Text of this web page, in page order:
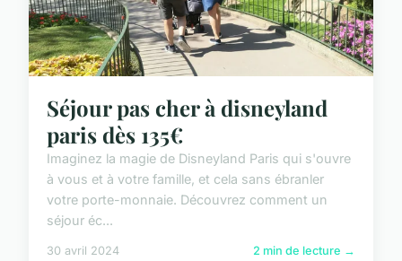
Séjour pas cher à disneyland
paris dès 135€
Imaginez la magie de Disneyland Paris qui s'ouvre
à vous et à votre famille, et cela sans ébranler
votre porte-monnaie. Découvrez comment un
séjour éc...
30 avril 2024 2 min de lecture →